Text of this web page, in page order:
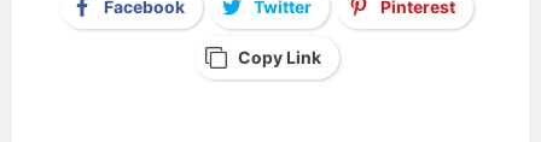
Facebook Twitter Pinterest
Copy Link